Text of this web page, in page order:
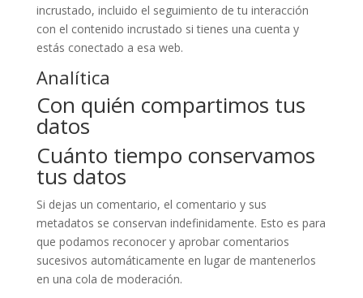
incrustado, incluido el seguimiento de tu interacción
con el contenido incrustado si tienes una cuenta y
estás conectado a esa web.
Analítica
Con quién compartimos tus
datos
Cuánto tiempo conservamos
tus datos
Si dejas un comentario, el comentario y sus
metadatos se conservan indefinidamente. Esto es para
que podamos reconocer y aprobar comentarios
sucesivos automáticamente en lugar de mantenerlos
en una cola de moderación.